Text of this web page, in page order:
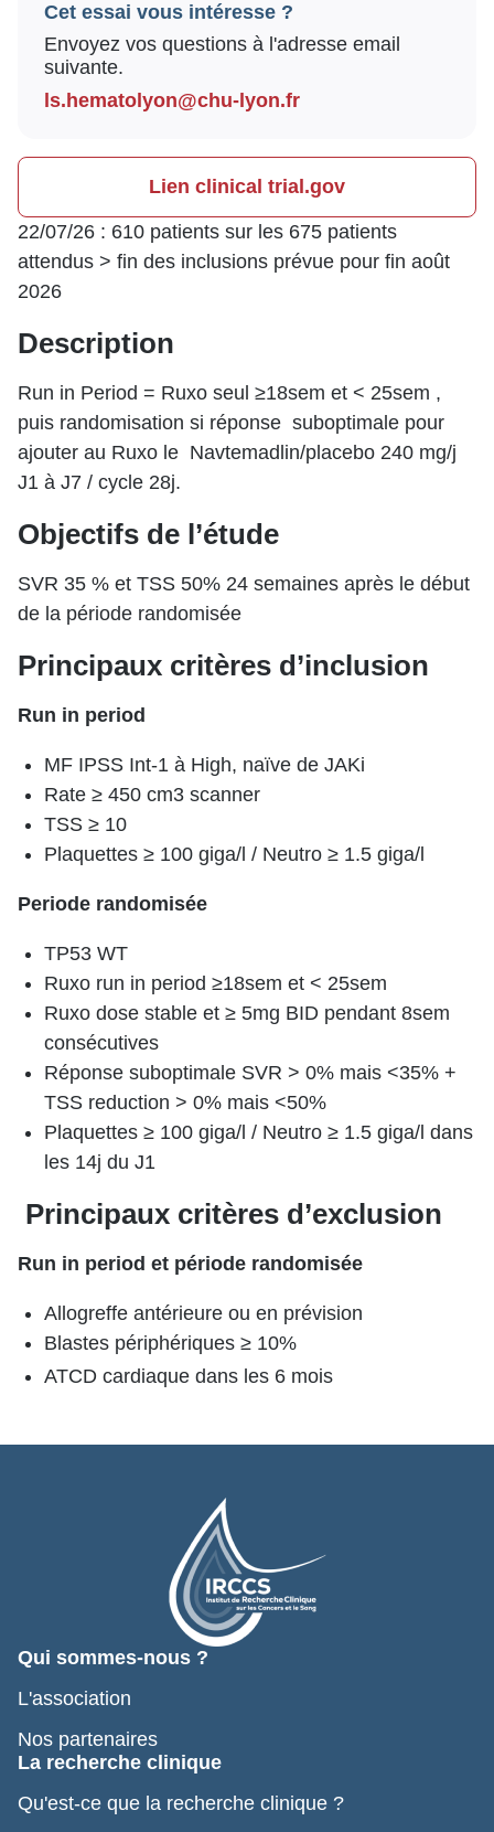
22/07/26 : 610 patients sur les 675 patients
attendus > fin des inclusions prévue pour fin août
2026
Description
Run in Period = Ruxo seul ≥18sem et < 25sem ,
puis randomisation si réponse suboptimale pour
ajouter au Ruxo le Navtemadlin/placebo 240 mg/j
J1 à J7 / cycle 28j.
Objectifs de l’étude
SVR 35 % et TSS 50% 24 semaines après le début
de la période randomisée
Principaux critères d’inclusion
Run in period
MF IPSS Int-1 à High, naïve de JAKi
Rate ≥ 450 cm3 scanner
TSS ≥ 10
Plaquettes ≥ 100 giga/l / Neutro ≥ 1.5 giga/l
Periode randomisée
TP53 WT
Ruxo run in period ≥18sem et < 25sem
Ruxo dose stable et ≥ 5mg BID pendant 8sem
consécutives
Réponse suboptimale SVR > 0% mais <35% +
TSS reduction > 0% mais <50%
Plaquettes ≥ 100 giga/l / Neutro ≥ 1.5 giga/l dans
les 14j du J1
Principaux critères d’exclusion
Run in period et période randomisée
Allogreffe antérieure ou en prévision
Blastes périphériques ≥ 10%
ATCD cardiaque dans les 6 mois
Cet essai vous intéresse ?
Envoyez vos questions à l'adresse email
suivante.
ls.hematolyon@chu-lyon.fr
Lien clinical trial.gov
Qui sommes-nous ?
L'association
Nos partenaires
La recherche clinique
Qu'est-ce que la recherche clinique ?